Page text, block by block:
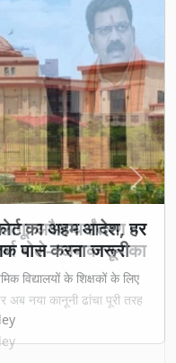
अवैध धर्मांतरण पर
बोले- 'अब कानून का
अब नया कानूनी ढांचा पूरी तरह
Next